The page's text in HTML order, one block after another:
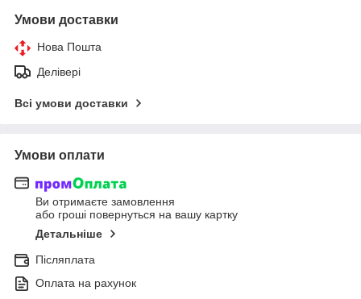
Умови доставки
Нова Пошта
Делівері
Всі умови доставки
Умови оплати
Ви отримаєте замовлення
або гроші повернуться на вашу картку
Детальніше
Післяплата
Оплата на рахунок